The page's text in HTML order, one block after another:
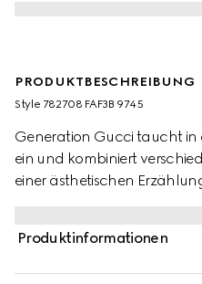
PRODUKTBESCHREIBUNG
Style ‎782708 FAF3B 9745
Generation Gucci taucht in
ein und kombiniert
einer ästhetischen
grünes und rotes Web-
Produktinformationen